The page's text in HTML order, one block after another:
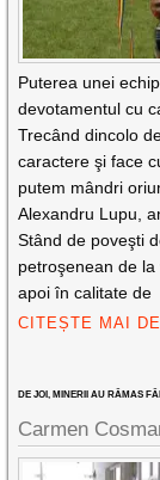
Puterea unei
devotamentul cu
Trecând dincolo
caractere şi face
putem mândri
Alexandru Lupu,
Stând de poveşti
petroşenean de
apoi în calitate de
CITEȘTE MAI
DE JOI, MINERII AU RĂMAS
Carmen